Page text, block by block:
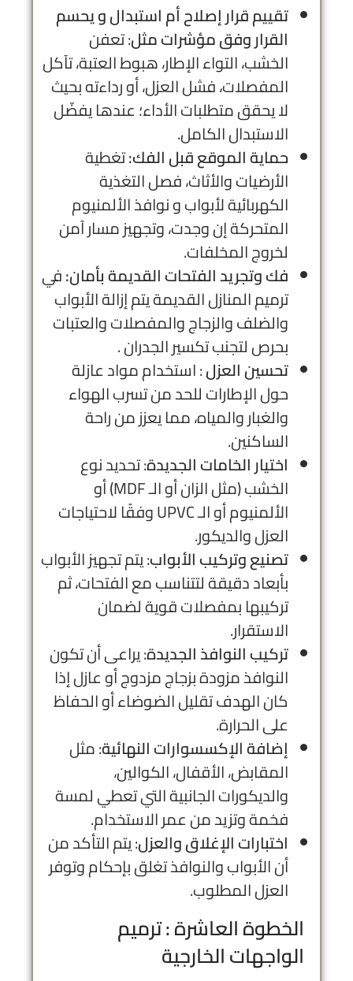
تقييم قرار إصلاح أم استبدال و يحسم
القرار وفق مؤشرات مثل: تعفن
الخشب، التواء الإطار، هبوط العتبة، تآكل
المفصلات، فشل العزل، أو رداءته بحيث
لا يحقق متطلبات الأداء؛ عندها يفضّل
الاستبدال الكامل.
حماية الموقع قبل الفك:تغطية
الأرضيات والأثاث، فصل التغذية
الكهربائية لأبواب و نوافذ الألمنيوم
المتحركة إن وجدت، وتجهيز مسار آمن
لخروج المخلفات.
فك وتجريد الفتحات القديمة بأمان:في
ترميم المنازل القديمة يتم إزالة الأبواب
والضلف والزجاج والمفصلات والعتبات
بحرص لتجنب تكسير الجدران .
تحسين العزل: استخدام مواد عازلة
حول الإطارات للحد من تسرب الهواء
والغبار والمياه، مما يعزز من راحة
الساكنين.
اختيار الخامات الجديدة: تحديد نوع
الخشب (مثل الزان أو الـ MDF) أو
الألمنيوم أو الـ UPVC وفقًا لاحتياجات
العزل والديكور.
تصنيع وتركيب الأبواب: يتم تجهيز الأبواب
بأبعاد دقيقة لتتناسب مع الفتحات، ثم
تركيبها بمفصلات قوية لضمان
الاستقرار.
تركيب النوافذ الجديدة: يراعى أن تكون
النوافذ مزودة بزجاج مزدوج أو عازل إذا
كان الهدف تقليل الضوضاء أو الحفاظ
على الحرارة.
إضافة الإكسسوارات النهائية: مثل
المقابض، الأقفال، الكوالين،
والديكورات الجانبية التي تعطي لمسة
فخمة وتزيد من عمر الاستخدام.
اختبارات الإغلاق والعزل: يتم التأكد من
أن الأبواب والنوافذ تغلق بإحكام وتوفر
العزل المطلوب.
الخطوة العاشرة : ترميم
الواجهات الخارجية